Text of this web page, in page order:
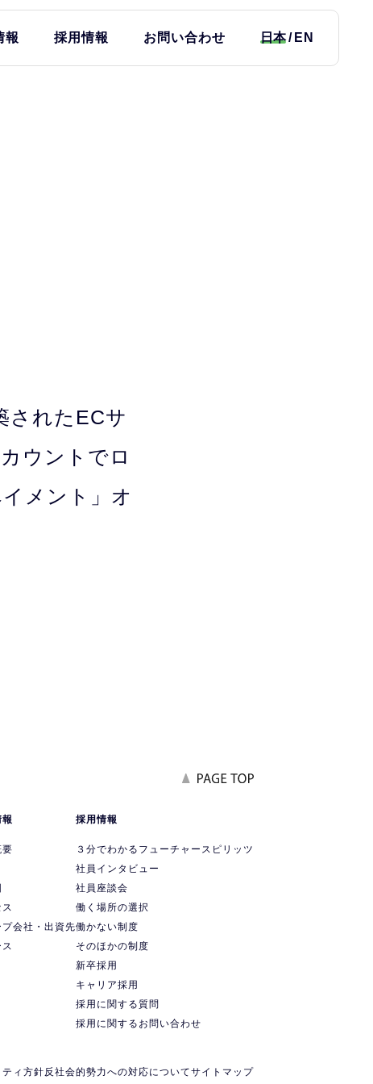
報 採用情報 お問い合わせ 日本 EN
されたECサ
ウントでロ
メント」オ
要
プ会社・出資先
採用情報
３分でわかるフューチャースピリッツ
社員インタビュー
社員座談会
働く場所の選択
働かない制度
そのほかの制度
新卒採用
キャリア採用
採用に関する質問
採用に関するお問い合わせ
ィ方針反社会的勢力への対応についてサイトマップ